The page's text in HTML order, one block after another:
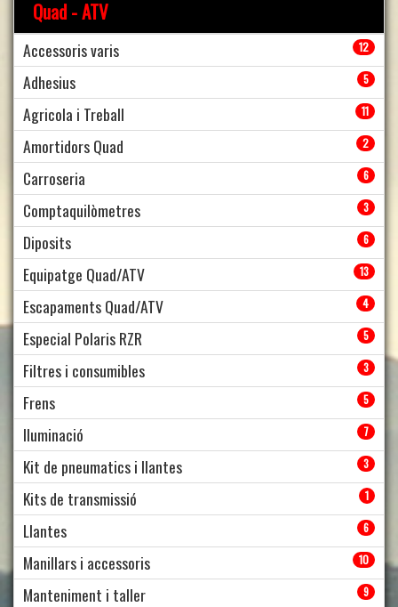
Quad - ATV
Accessoris varis 12
Adhesius 5
Agricola i Treball 11
Amortidors Quad 2
Carroseria 6
Comptaquilòmetres 3
Diposits 6
Equipatge Quad/ATV 13
Escapaments Quad/ATV 4
Especial Polaris RZR 5
Filtres i consumibles 3
Frens 5
Iluminació 7
Kit de pneumatics i llantes 3
Kits de transmissió 1
Llantes 6
Manillars i accessoris 10
Manteniment i taller 9